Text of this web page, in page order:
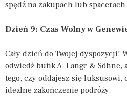
spędź na zakupach lub
Dzień 9: Czas Wolny w
Cały dzień do Twojej
odwiedź butik A. Lange & Söhne,
tego, czy oddajesz się luksusowi,
idealne zakończenie podróży.